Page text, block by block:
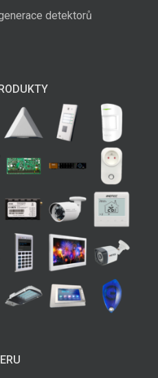
detektorů